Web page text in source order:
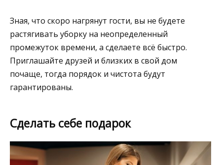
Зная, что скоро нагрянут гости, вы не будете
растягивать уборку на неопределенный
промежуток времени, а сделаете всё быстро.
Приглашайте друзей и близких в свой дом
почаще, тогда порядок и чистота будут
гарантированы.
Сделать себе подарок